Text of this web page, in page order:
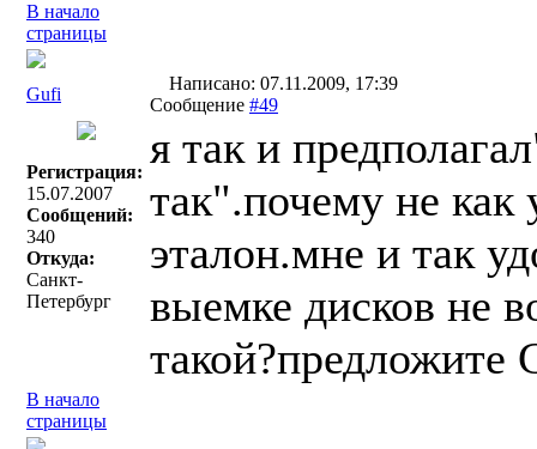
В начало
страницы
Gufi
Написано: 07.11.2009, 17:39
Сообщение #49
Регистрация:
15.07.2007
Сообщений:
340
Откуда:
Санкт-
Петербург
я так и
так".почему не как
эталон.мне и так
выемке дисков не
такой?предложите
В начало
страницы